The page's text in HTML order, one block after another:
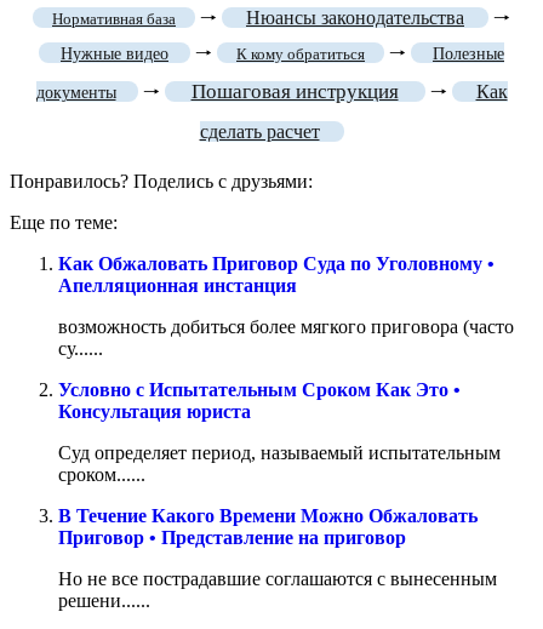
Нормативная база 🠒 Нюансы законодательства 🠒
Нужные видео 🠒 К кому обратиться 🠒 Полезные
документы 🠒 Пошаговая инструкция 🠒
Как
сделать расчет
Понравилось? Поделись с друзьями:
Еще по теме:
Как Обжаловать Приговор Суда по Уголовному •
Апелляционная инстанция
возможность добиться более мягкого приговора (часто
су......
Условно с Испытательным Сроком Как Это •
Консультация юриста
Суд определяет период, называемый испытательным
сроком......
В Течение Какого Времени Можно Обжаловать
Приговор • Представление на приговор
Но не все пострадавшие соглашаются с вынесенным
решени......